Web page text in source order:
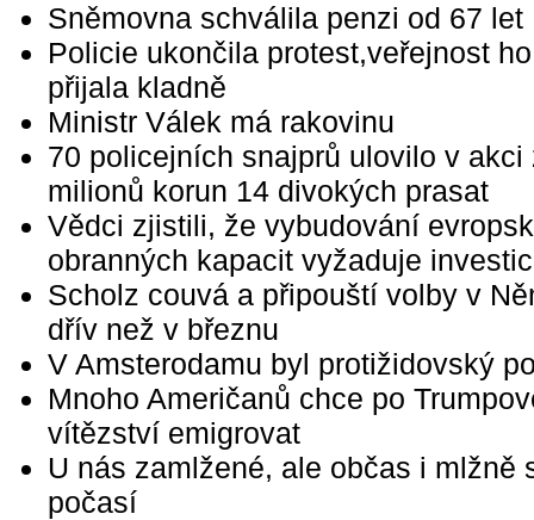
Sněmovna schválila penzi od 67 let
Policie ukončila protest,veřejnost
přijala kladně
Ministr Válek má rakovinu
70 policejních snajprů ulovilo v akci
milionů korun 14 divokých prasat
Vědci zjistili, že vybudování
obranných kapacit vyžaduje
Scholz couvá a připouští volby v
dřív než v březnu
V Amsterodamu byl protižidovský
Mnoho Američanů chce po
vítězství emigrovat
U nás zamlžené, ale občas i mlžně
počasí